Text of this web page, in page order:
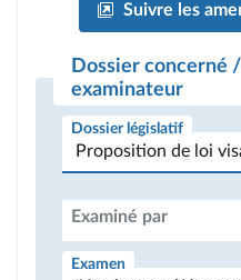
Suivre les
Dossier concerné
examinateur
Dossier législatif
Examiné par
Examen